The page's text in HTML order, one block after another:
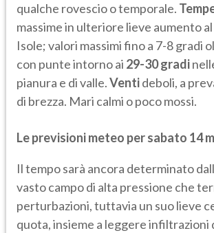
qualche rovescio o temporale.
massime in ulteriore lieve aumento al
Isole; valori massimi fino a 7-8 gradi
con punte intorno ai 29-30 gradi
pianura e di valle.Ventideboli, a
di brezza. Mari calmi o poco mossi.
Le previsioni meteo per sabato 14
Il tempo sarà ancora determinato
vasto campo di alta pressione che
perturbazioni, tuttavia un suo lieve
quota, insieme a leggere infiltrazioni